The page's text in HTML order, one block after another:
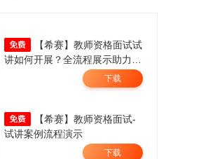
【希赛】教师资格面试试
讲如何开展？全流程展示助力成
下载
【希赛】教师资格面试-
试讲案例流程演示
下载